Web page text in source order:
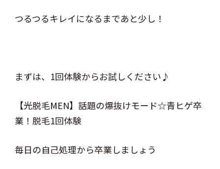
つるつるキレイになるまであと少し！
まずは、1回体験からお試しください♪
【光脱毛MEN】話題の爆抜けモード☆青ヒゲ卒
業！脱毛1回体験
毎日の自己処理から卒業しましょう